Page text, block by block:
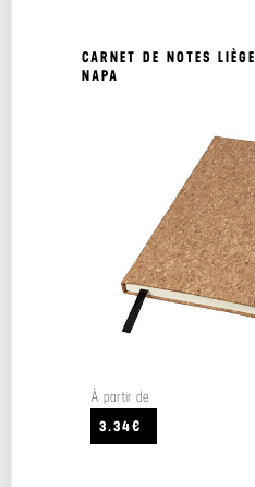
CARNET DE NOTES
NAPA
À partir de
3.34€